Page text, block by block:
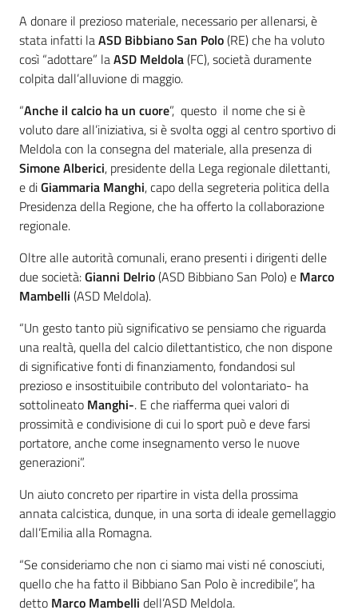
A donare il prezioso materiale, necessario per allenarsi, è
stata infatti laASD Bibbiano San Polo(RE) che ha voluto
così “adottare” laASD Meldola(FC), società duramente
colpita dall’alluvione di maggio.
“Anche il calcio ha un cuore”, questo il nome che si è
voluto dare all’iniziativa, si è svolta oggi al centro sportivo di
Meldola con la consegna del materiale, alla presenza di
Simone Alberici, presidente della Lega regionale dilettanti,
e diGiammaria Manghi, capo della segreteria politica della
Presidenza della Regione, che ha offerto la collaborazione
regionale.
Oltre alle autorità comunali, erano presenti i dirigenti delle
due società:Gianni Delrio(ASD Bibbiano San Polo) e Marco
Mambelli (ASD Meldola).
“Un gesto tanto più significativo se pensiamo che riguarda
una realtà, quella del calcio dilettantistico, che non dispone
di significative fonti di finanziamento, fondandosi sul
prezioso e insostituibile contributo del volontariato- ha
sottolineato Manghi-. E che riafferma quei valori di
prossimità e condivisione di cui lo sport può e deve farsi
portatore, anche come insegnamento verso le nuove
generazioni”.
Un aiuto concreto per ripartire in vista della prossima
annata calcistica, dunque, in una sorta di ideale gemellaggio
dall’Emilia alla Romagna.
“Se consideriamo che non ci siamo mai visti né conosciuti,
quello che ha fatto il Bibbiano San Polo è incredibile”, ha
detto Marco Mambelli dell’ASD Meldola.